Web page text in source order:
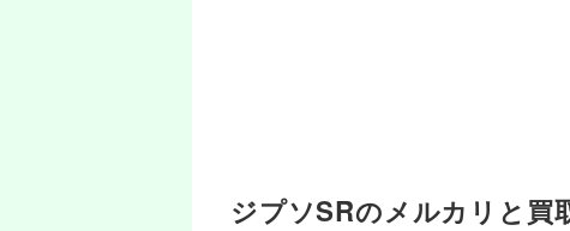
ジプソSRのメルカリと買